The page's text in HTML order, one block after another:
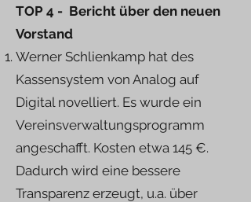
TOP 4 - Bericht über den neuen
Vorstand
Werner Schlienkamp hat des
Kassensystem von Analog auf
Digital novelliert. Es wurde ein
Vereinsverwaltungsprogramm
angeschafft. Kosten etwa 145 €.
Dadurch wird eine bessere
Transparenz erzeugt, u.a. über